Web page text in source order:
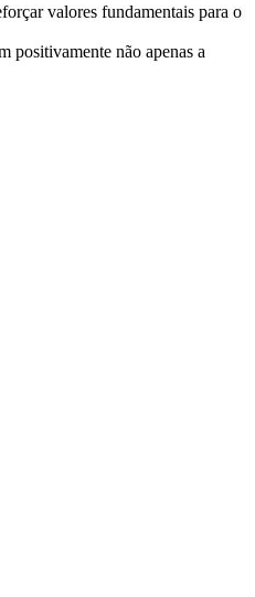
valores fundamentais para o
positivamente não apenas a